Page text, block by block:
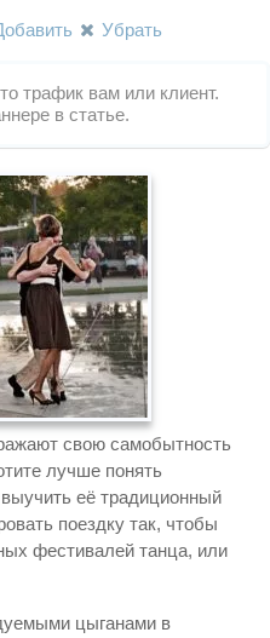
Убрать
трафик вам или клиент.
в статье.
свою самобытность
лучше понять
её традиционный
поездку так, чтобы
фестивалей танца, или
цыганами в